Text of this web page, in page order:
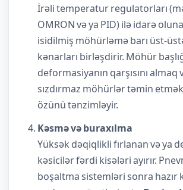
İrəli temperatur regulatorları
OMRON və ya PID) ilə idarə
isidilmiş möhürləmə barı üst-
kənarları birləşdirir. Möhür
deformasiyanın qarşısını almaq
sızdırmaz möhürlər təmin
özünü tənzimləyir.
Kəsmə və buraxılma
Yüksək dəqiqlikli fırlanan və ya
kəsicilər fərdi kisələri ayırır.
boşaltma sistemləri sonra hazır